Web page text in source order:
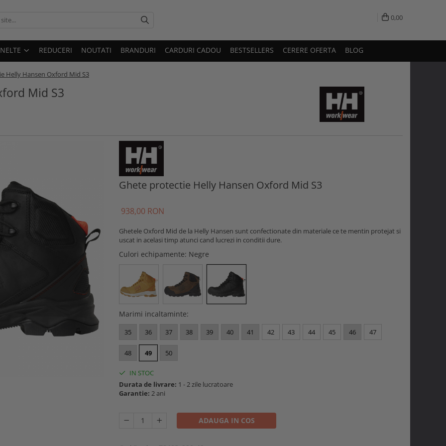
0,00
REDUCERI NOUTATI BRANDURI CARDURI CADOU BESTSELLERS CERERE OFERTA BLOG
Helly Hansen Oxford Mid S3
Mid S3
Ghete protectie Helly Hansen Oxford Mid S3
938,00 RON
Ghetele Oxford Mid de la Helly Hansen sunt confectionate din materiale ce te mentin protejat si
uscat in acelasi timp atunci cand lucrezi in conditii dure.
Culori echipamente: Negre
Marimi incaltaminte:
35 36 37 38 39 40 41 42 43 44 45 46 47
48 49 50
IN STOC
Durata de livrare: 1 - 2 zile lucratoare
Garantie: 2 ani
ADAUGA IN COS